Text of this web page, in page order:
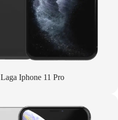
Laga Iphone 11 Pro